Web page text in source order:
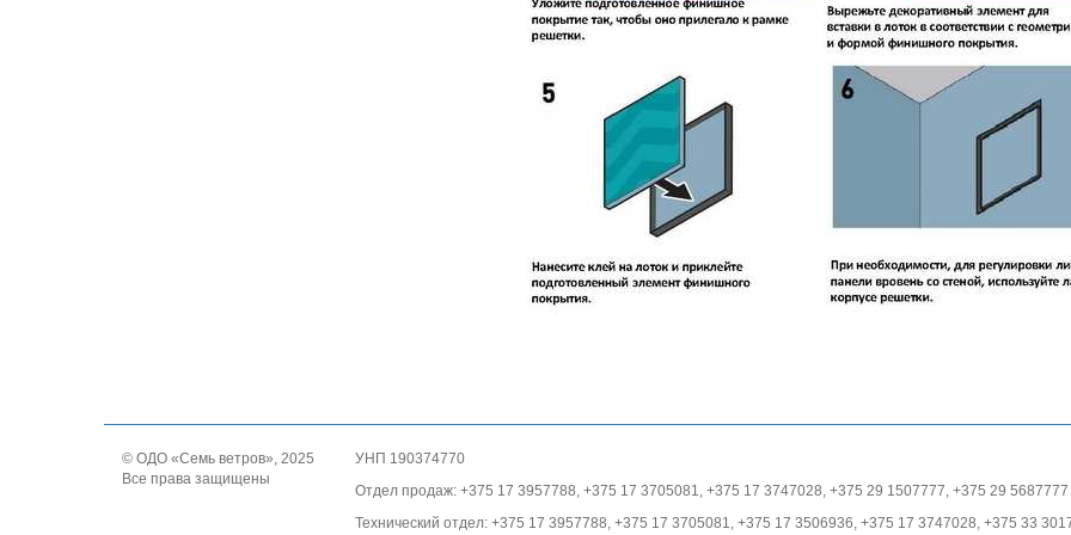
© ОДО «Семь ветров», 2025
Все права защищены
УНП 190374770
Отдел продаж: +375 17 3957788, +375 17 3705081, +375 17 3747028, +375 29 1507777, +375 29 5687777
Технический отдел: +375 17 3957788, +375 17 3705081, +375 17 3506936, +375 17 3747028, +375 33